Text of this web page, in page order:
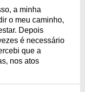
a minha
o meu caminho,
Depois
é necessário
que a
nos atos